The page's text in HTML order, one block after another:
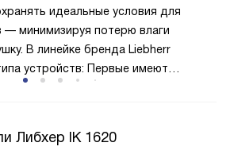
охлаждение, затрачивается
идеальные условия для
— минимизируя потерю влаги
В линейке бренда Liebherr
устройств: Первые имеют
функцию «сухой стенки». Такие
Либхер IK 1620